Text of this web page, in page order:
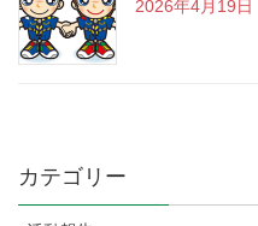
2026年4月19日
カテゴリー